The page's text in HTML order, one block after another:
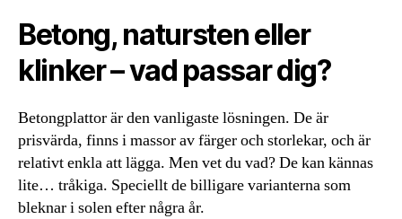
Betong, natursten eller
klinker – vad passar dig?
Betongplattor är den vanligaste lösningen. De är
prisvärda, finns i massor av färger och storlekar, och är
relativt enkla att lägga. Men vet du vad? De kan kännas
lite… tråkiga. Speciellt de billigare varianterna som
bleknar i solen efter några år.